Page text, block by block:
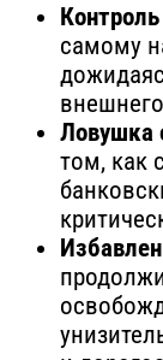
самому
Ловушка
том, как